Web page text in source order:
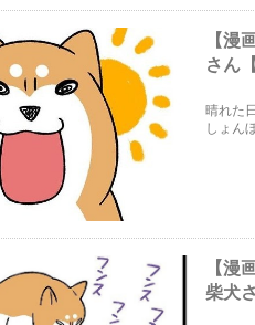
【
さん
晴れた
しょん
【
柴犬